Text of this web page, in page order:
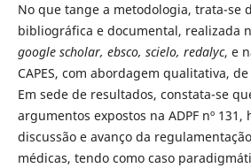
No que tange a metodologia, trata-se
bibliográfica e documental, realizada
google scholar, ebsco, scielo, redalyc, e
CAPES, com abordagem qualitativa,
Em sede de resultados, constata-se
argumentos expostos na ADPF nº 131,
discussão e avanço da
médicas, tendo como caso